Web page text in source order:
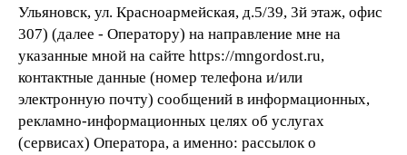
Ульяновск, ул. Красноармейская, д.5/39, 3й этаж, офис
307) (далее - Оператору) на направление мне на
указанные мной на сайте https://mngordost.ru,
контактные данные (номер телефона и/или
электронную почту) сообщений в информационных,
рекламно-информационных целях об услугах
(сервисах) Оператора, а именно: рассылок о